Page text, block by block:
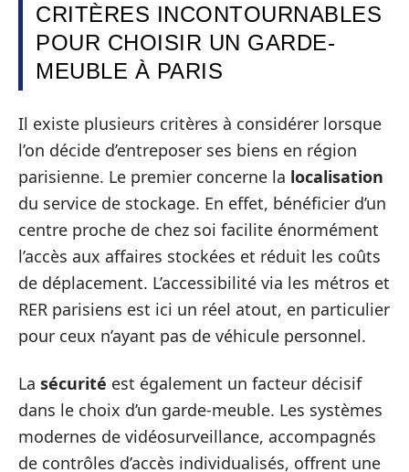
CRITÈRES INCONTOURNABLES
POUR CHOISIR UN GARDE-
MEUBLE À PARIS
Il existe plusieurs critères à considérer lorsque
l’on décide d’entreposer ses biens en région
parisienne. Le premier concerne la localisation
du service de stockage. En effet, bénéficier d’un
centre proche de chez soi facilite énormément
l’accès aux affaires stockées et réduit les coûts
de déplacement. L’accessibilité via les métros et
RER parisiens est ici un réel atout, en particulier
pour ceux n’ayant pas de véhicule personnel.
La sécurité est également un facteur décisif
dans le choix d’un garde-meuble. Les systèmes
modernes de vidéosurveillance, accompagnés
de contrôles d’accès individualisés, offrent une